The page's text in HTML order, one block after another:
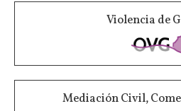
Violencia de
Mediación Civil,